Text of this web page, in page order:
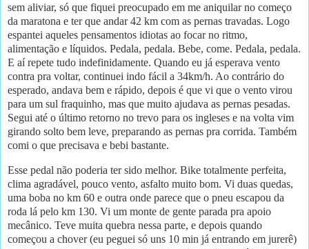
sem aliviar, só que fiquei preocupado em me aniquilar no começo
da maratona e ter que andar 42 km com as pernas travadas. Logo
espantei aqueles pensamentos idiotas ao focar no ritmo,
alimentação e líquidos. Pedala, pedala. Bebe, come. Pedala, pedala.
E aí repete tudo indefinidamente. Quando eu já esperava vento
contra pra voltar, continuei indo fácil a 34km/h. Ao contrário do
esperado, andava bem e rápido, depois é que vi que o vento virou
para um sul fraquinho, mas que muito ajudava as pernas pesadas.
Segui até o último retorno no trevo para os ingleses e na volta vim
girando solto bem leve, preparando as pernas pra corrida. Também
comi o que precisava e bebi bastante.
Esse pedal não poderia ter sido melhor. Bike totalmente perfeita,
clima agradável, pouco vento, asfalto muito bom. Vi duas quedas,
uma boba no km 60 e outra onde parece que o pneu escapou da
roda lá pelo km 130. Vi um monte de gente parada pra apoio
mecânico. Teve muita quebra nessa parte, e depois quando
começou a chover (eu peguei só uns 10 min já entrando em jurerê)